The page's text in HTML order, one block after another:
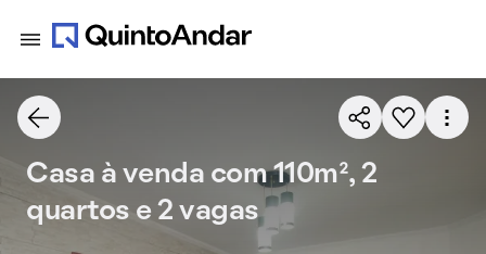
Casa à venda com 110m², 2
quartos e 2 vagas